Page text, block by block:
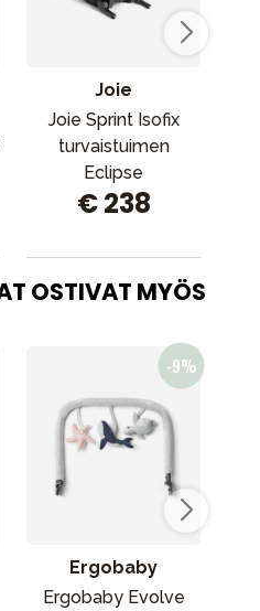
Joie
Joie Sprint Isofix
turvaistuimen
Eclipse
€ 238
OSTIVAT MYÖS
Ergobaby
Ergobaby Evolve